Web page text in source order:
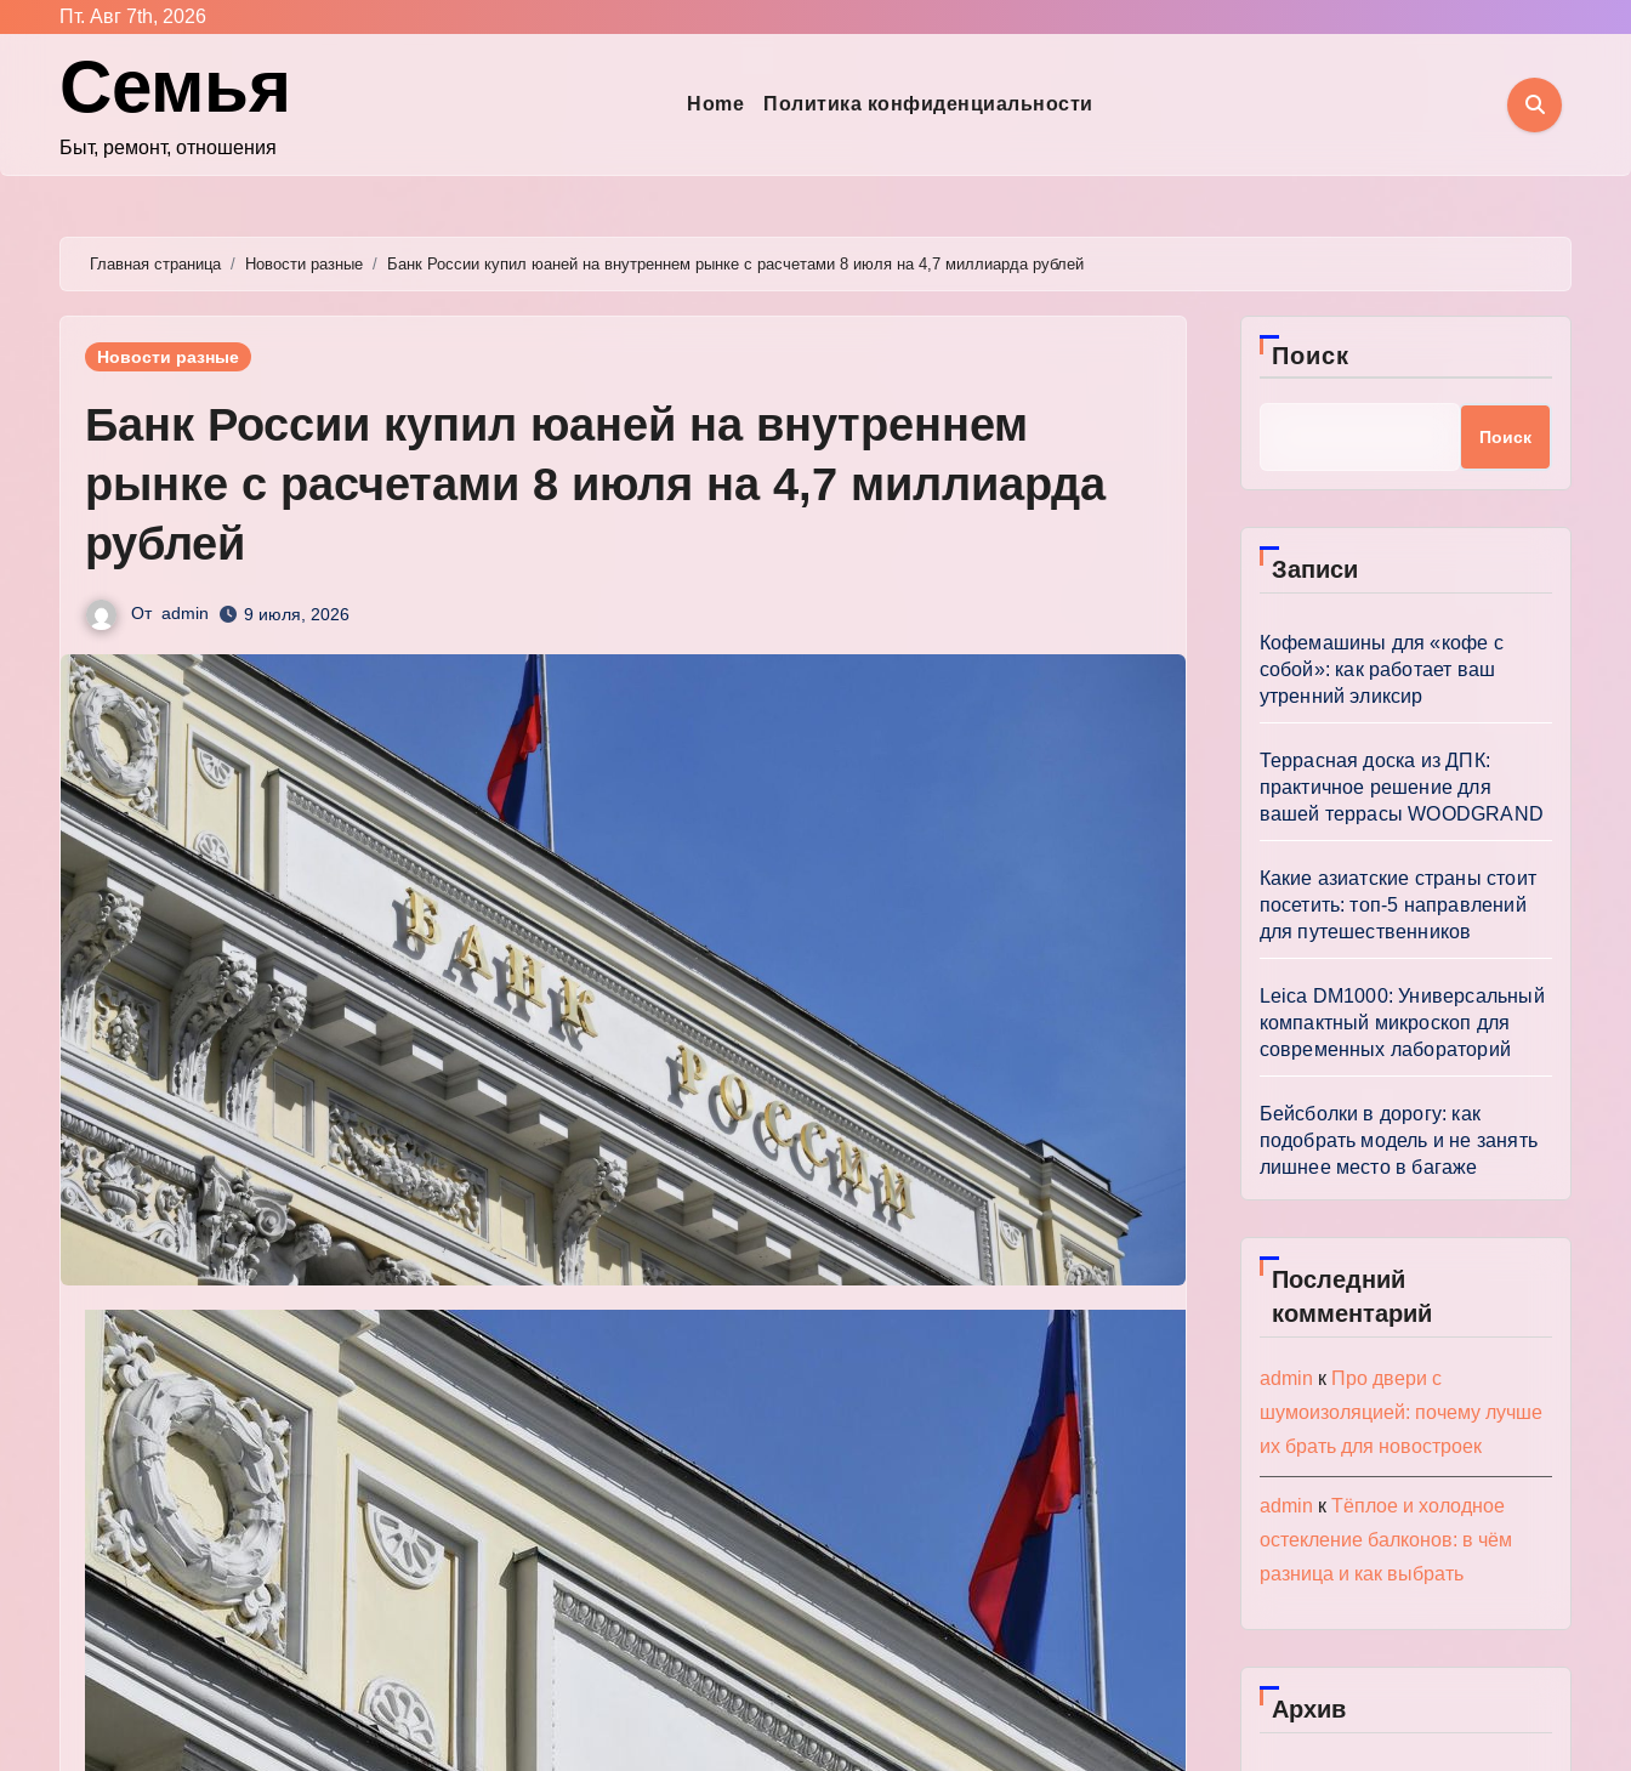
Перейти
содержимому
Пт. Авг 7th, 2026
Семья
Быт, ремонт, отношения
Home Политика конфиденциальности
Главная страница Новости разные Банк России купил юаней на внутреннем рынке с расчетами 8 июля на 4,7 миллиарда рублей
Новости разные
Банк России купил юаней на внутреннем
рынке с расчетами 8 июля на 4,7 миллиарда
рублей
От admin 9 июля, 2026
Поиск
Поиск
Записи
Кофемашины для «кофе с
собой»: как работает ваш
утренний эликсир
Террасная доска из ДПК:
практичное решение для
вашей террасы WOODGRAND
Какие азиатские страны стоит
посетить: топ-5 направлений
для путешественников
Leica DM1000: Универсальный
компактный микроскоп для
современных лабораторий
Бейсболки в дорогу: как
подобрать модель и не занять
лишнее место в багаже
Последний
комментарий
admin к Про двери с
шумоизоляцией: почему лучше
их брать для новостроек
admin к Тёплое и холодное
остекление балконов: в чём
разница и как выбрать
Архив